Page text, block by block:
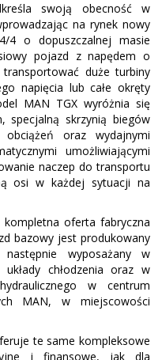
swoją obecność w
na rynek nowy
4 o dopuszczalnej masie
pojazd z napędem o
duże turbiny
napięcia lub całe okręty
MAN TGX wyróżnia się
specjalną skrzynią biegów
obciążeń oraz wydajnymi
umożliwiającymi
naczep do transportu
osi w każdej sytuacji na
oferta fabryczna
bazowy jest produkowany
wyposażany w
chłodzenia oraz w
w centrum
MAN, w miejscowości
te same kompleksowe
i finansowe, jak dla